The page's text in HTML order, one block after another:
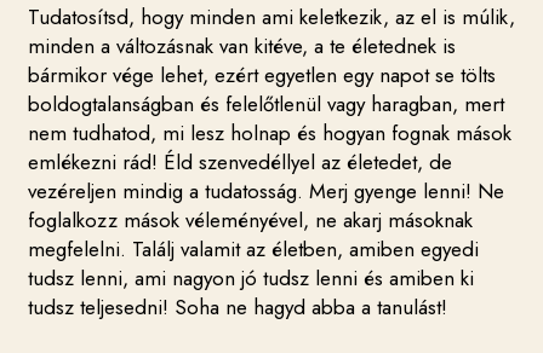
Tudatosítsd, hogy minden ami keletkezik, az el is múlik,
minden a változásnak van kitéve, a te életednek is
bármikor vége lehet, ezért egyetlen egy napot se tölts
boldogtalanságban és felelőtlenül vagy haragban, mert
nem tudhatod, mi lesz holnap és hogyan fognak mások
emlékezni rád! Éld szenvedéllyel az életedet, de
vezéreljen mindig a tudatosság. Merj gyenge lenni! Ne
foglalkozz mások véleményével, ne akarj másoknak
megfelelni. Találj valamit az életben, amiben egyedi
tudsz lenni, ami nagyon jó tudsz lenni és amiben ki
tudsz teljesedni! Soha ne hagyd abba a tanulást!